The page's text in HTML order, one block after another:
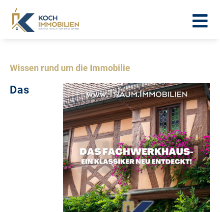
Wissen rund um die Immobilie
Das